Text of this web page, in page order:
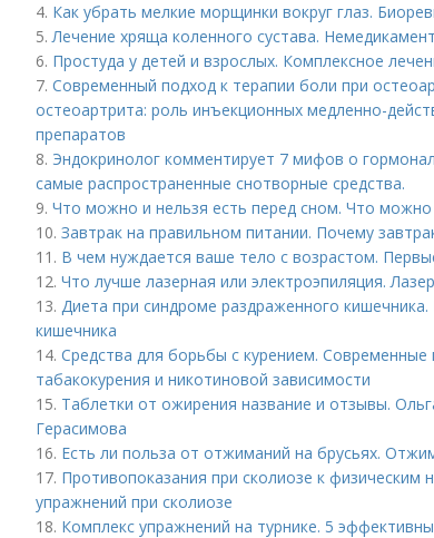
4. Как убрать мелкие морщинки вокруг глаз.
5.Лечение хряща коленного сустава.
6. Простуда у детей и взрослых. Комплексное
7. Современный подход к терапии боли при
остеоартрита: роль инъекционных медленно-
препаратов
8. Эндокринолог комментирует 7 мифов о
самые распространенные снотворные средства.
9. Что можно и нельзя есть перед сном. Что
10. Завтрак на правильном питании. Почему
11. В чем нуждается ваше тело с возрастом.
12. Что лучше лазерная или электроэпиляция.
13. Диета при синдроме раздраженного
кишечника
14. Средства для борьбы с курением.
табакокурения и никотиновой зависимости
15. Таблетки от ожирения название и отзывы.
Герасимова
16. Есть ли польза от отжиманий на брусьях.
17. Противопоказания при сколиозе к физическим
упражнений при сколиозе
18. Комплекс упражнений на турнике. 5